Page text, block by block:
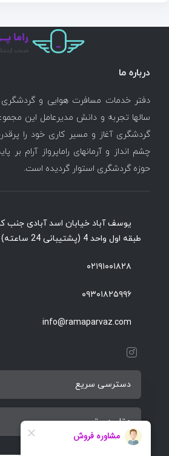
درباره ما
دفتر خدمات مسافرت هوایی و گردشگری
سالها تجربه و دانش مدیرعامل این
گردشگری آغاز و مسیر کاری خود را
چشم انداز و آرمانهای راماپرواز آرام
حوزه گردشگری استوار گردیده است.
طبقه اول واحد 4 (پشتیبانی 24 ساعته)
۰۲۱۹۱۰۰۱۸۲۸
۰۹۳۰۱۸۲۵۹۹۶
info@ramaparvaz.com
دسترسی سریع
مقاصد برتر